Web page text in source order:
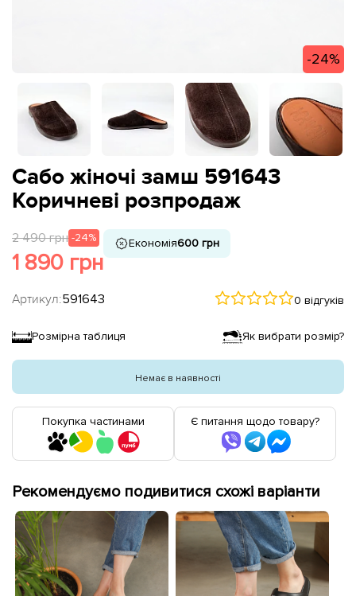
-24%
Сабо жіночі замш 591643
Коричневі розпродаж
2 490 грн -24%
1 890 грн
Економія600 грн
Артикул:591643 0 відгуків
Розмірна таблиця Як вибрати розмір?
Немає в наявності
Покупка частинами Є питання щодо товару?
Рекомендуємо подивитися схожі варіанти